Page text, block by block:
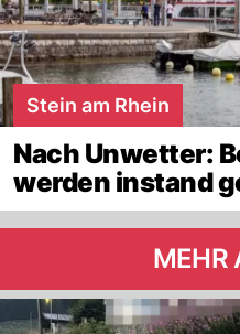
Stein am Rhein
Nach Unwetter:
werden instand
MEHR